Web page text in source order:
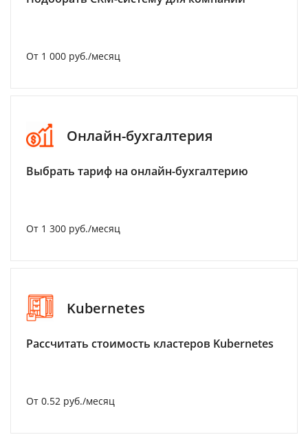
От 1 000 руб./месяц
Онлайн-бухгалтерия
Выбрать тариф на онлайн-бухгалтерию
От 1 300 руб./месяц
Kubernetes
Рассчитать стоимость кластеров Kubernetes
От 0.52 руб./месяц